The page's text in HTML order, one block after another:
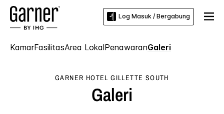
Log Masuk / Bergabung
KamarFasilitasArea LokalPenawaranGaleri
GARNER HOTEL GILLETTE SOUTH
Galeri